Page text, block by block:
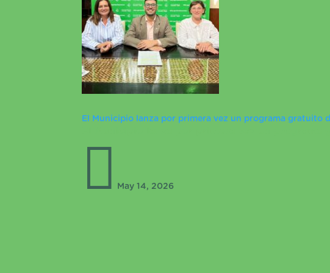
El Municipio lanza por primera vez un programa
 May 14, 2026